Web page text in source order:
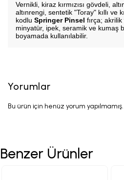
Vernikli, kiraz kırmızısı gövdeli,
altınrengi, sentetik "Toray" kıllı ve
kodlu Springer Pinsel fırça;
minyatür, ipek, seramik ve kumaş
boyamada kullanılabilir.
Yorumlar
Bu ürün için henüz yorum yapılmamış.
Benzer Ürünler